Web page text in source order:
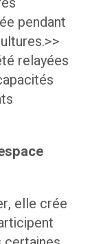
pendant
relayées
elle crée